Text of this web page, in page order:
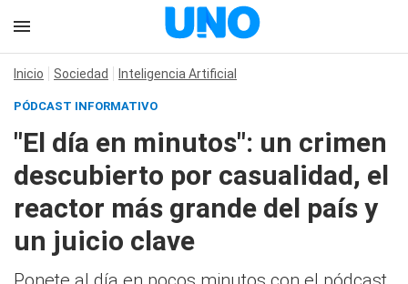
Inicio Sociedad Inteligencia Artificial
PÓDCAST INFORMATIVO
"El día en minutos": un crimen
descubierto por casualidad, el
reactor más grande del país y
un juicio clave